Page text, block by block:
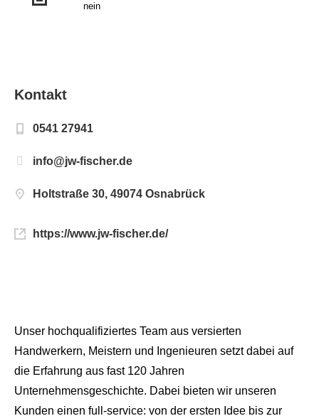
nein
Kontakt
0541 27941
info@jw-fischer.de
Holtstraße 30, 49074 Osnabrück
https://www.jw-fischer.de/
Unser hochqualifiziertes Team aus versierten
Handwerkern, Meistern und Ingenieuren setzt dabei auf
die Erfahrung aus fast 120 Jahren
Unternehmensgeschichte. Dabei bieten wir unseren
Kunden einen full-service: von der ersten Idee bis zur